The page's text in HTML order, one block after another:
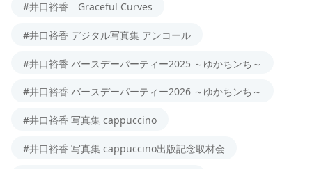
#井口裕香 Graceful Curves
#井口裕香 デジタル写真集 アンコール
#井口裕香 バースデーパーティー2025 ～ゆかちンち～
#井口裕香 バースデーパーティー2026 ～ゆかちンち～
#井口裕香 写真集 cappuccino
#井口裕香 写真集 cappuccino出版記念取材会